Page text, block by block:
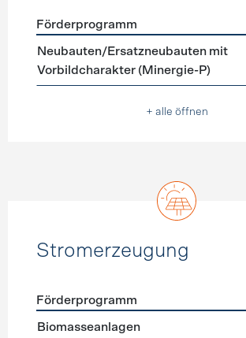
Förderprogramme Neubau
Förderprogramm
Neubauten/Ersatzneubauten mit
Vorbildcharakter (Minergie-P)
+ alle öffnen
Stromerzeugung
Förderprogramme
Förderprogramm
Biomasseanlagen